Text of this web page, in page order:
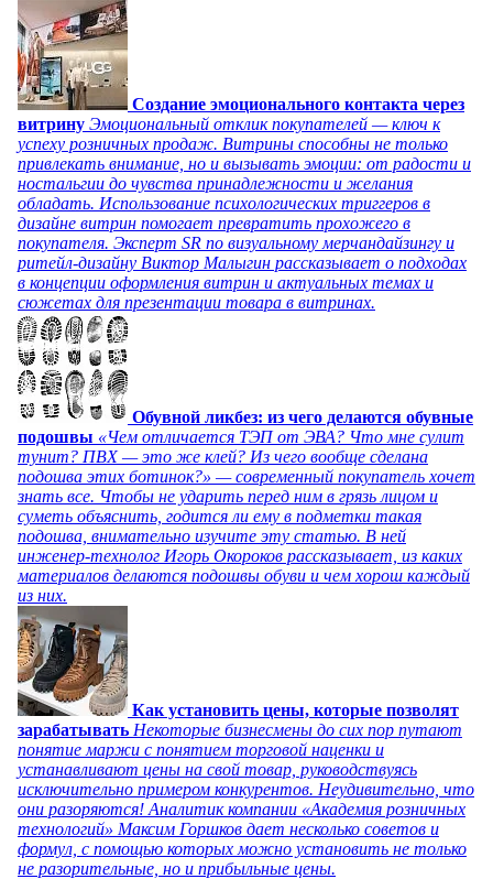
Создание эмоционального контакта через
витрину Эмоциональный отклик покупателей — ключ к
успеху розничных продаж. Витрины способны не только
привлекать внимание, но и вызывать эмоции: от радости и
ностальгии до чувства принадлежности и желания
обладать. Использование психологических триггеров в
дизайне витрин помогает превратить прохожего в
покупателя. Эксперт SR по визуальному мерчандайзингу и
ритейл-дизайну Виктор Малыгин рассказывает о подходах
в концепции оформления витрин и актуальных темах и
сюжетах для презентации товара в витринах.
Обувной ликбез: из чего делаются обувные
подошвы «Чем отличается ТЭП от ЭВА? Что мне сулит
тунит? ПВХ — это же клей? Из чего вообще сделана
подошва этих ботинок?» — современный покупатель хочет
знать все. Чтобы не ударить перед ним в грязь лицом и
суметь объяснить, годится ли ему в подметки такая
подошва, внимательно изучите эту статью. В ней
инженер-технолог Игорь Окороков рассказывает, из каких
материалов делаются подошвы обуви и чем хорош каждый
из них.
Как установить цены, которые позволят
зарабатывать Некоторые бизнесмены до сих пор путают
понятие маржи с понятием торговой наценки и
устанавливают цены на свой товар, руководствуясь
исключительно примером конкурентов. Неудивительно, что
они разоряются! Аналитик компании «Академия розничных
технологий» Максим Горшков дает несколько советов и
формул, с помощью которых можно установить не только
не разорительные, но и прибыльные цены.